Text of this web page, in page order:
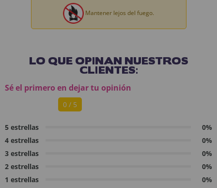
Mantener lejos del fuego.
LO QUE OPINAN NUESTROS
CLIENTES:
Sé el primero en dejar tu opinión
0 / 5
5 estrellas
0%
4 estrellas
0%
3 estrellas
0%
2 estrellas
0%
1 estrellas
0%